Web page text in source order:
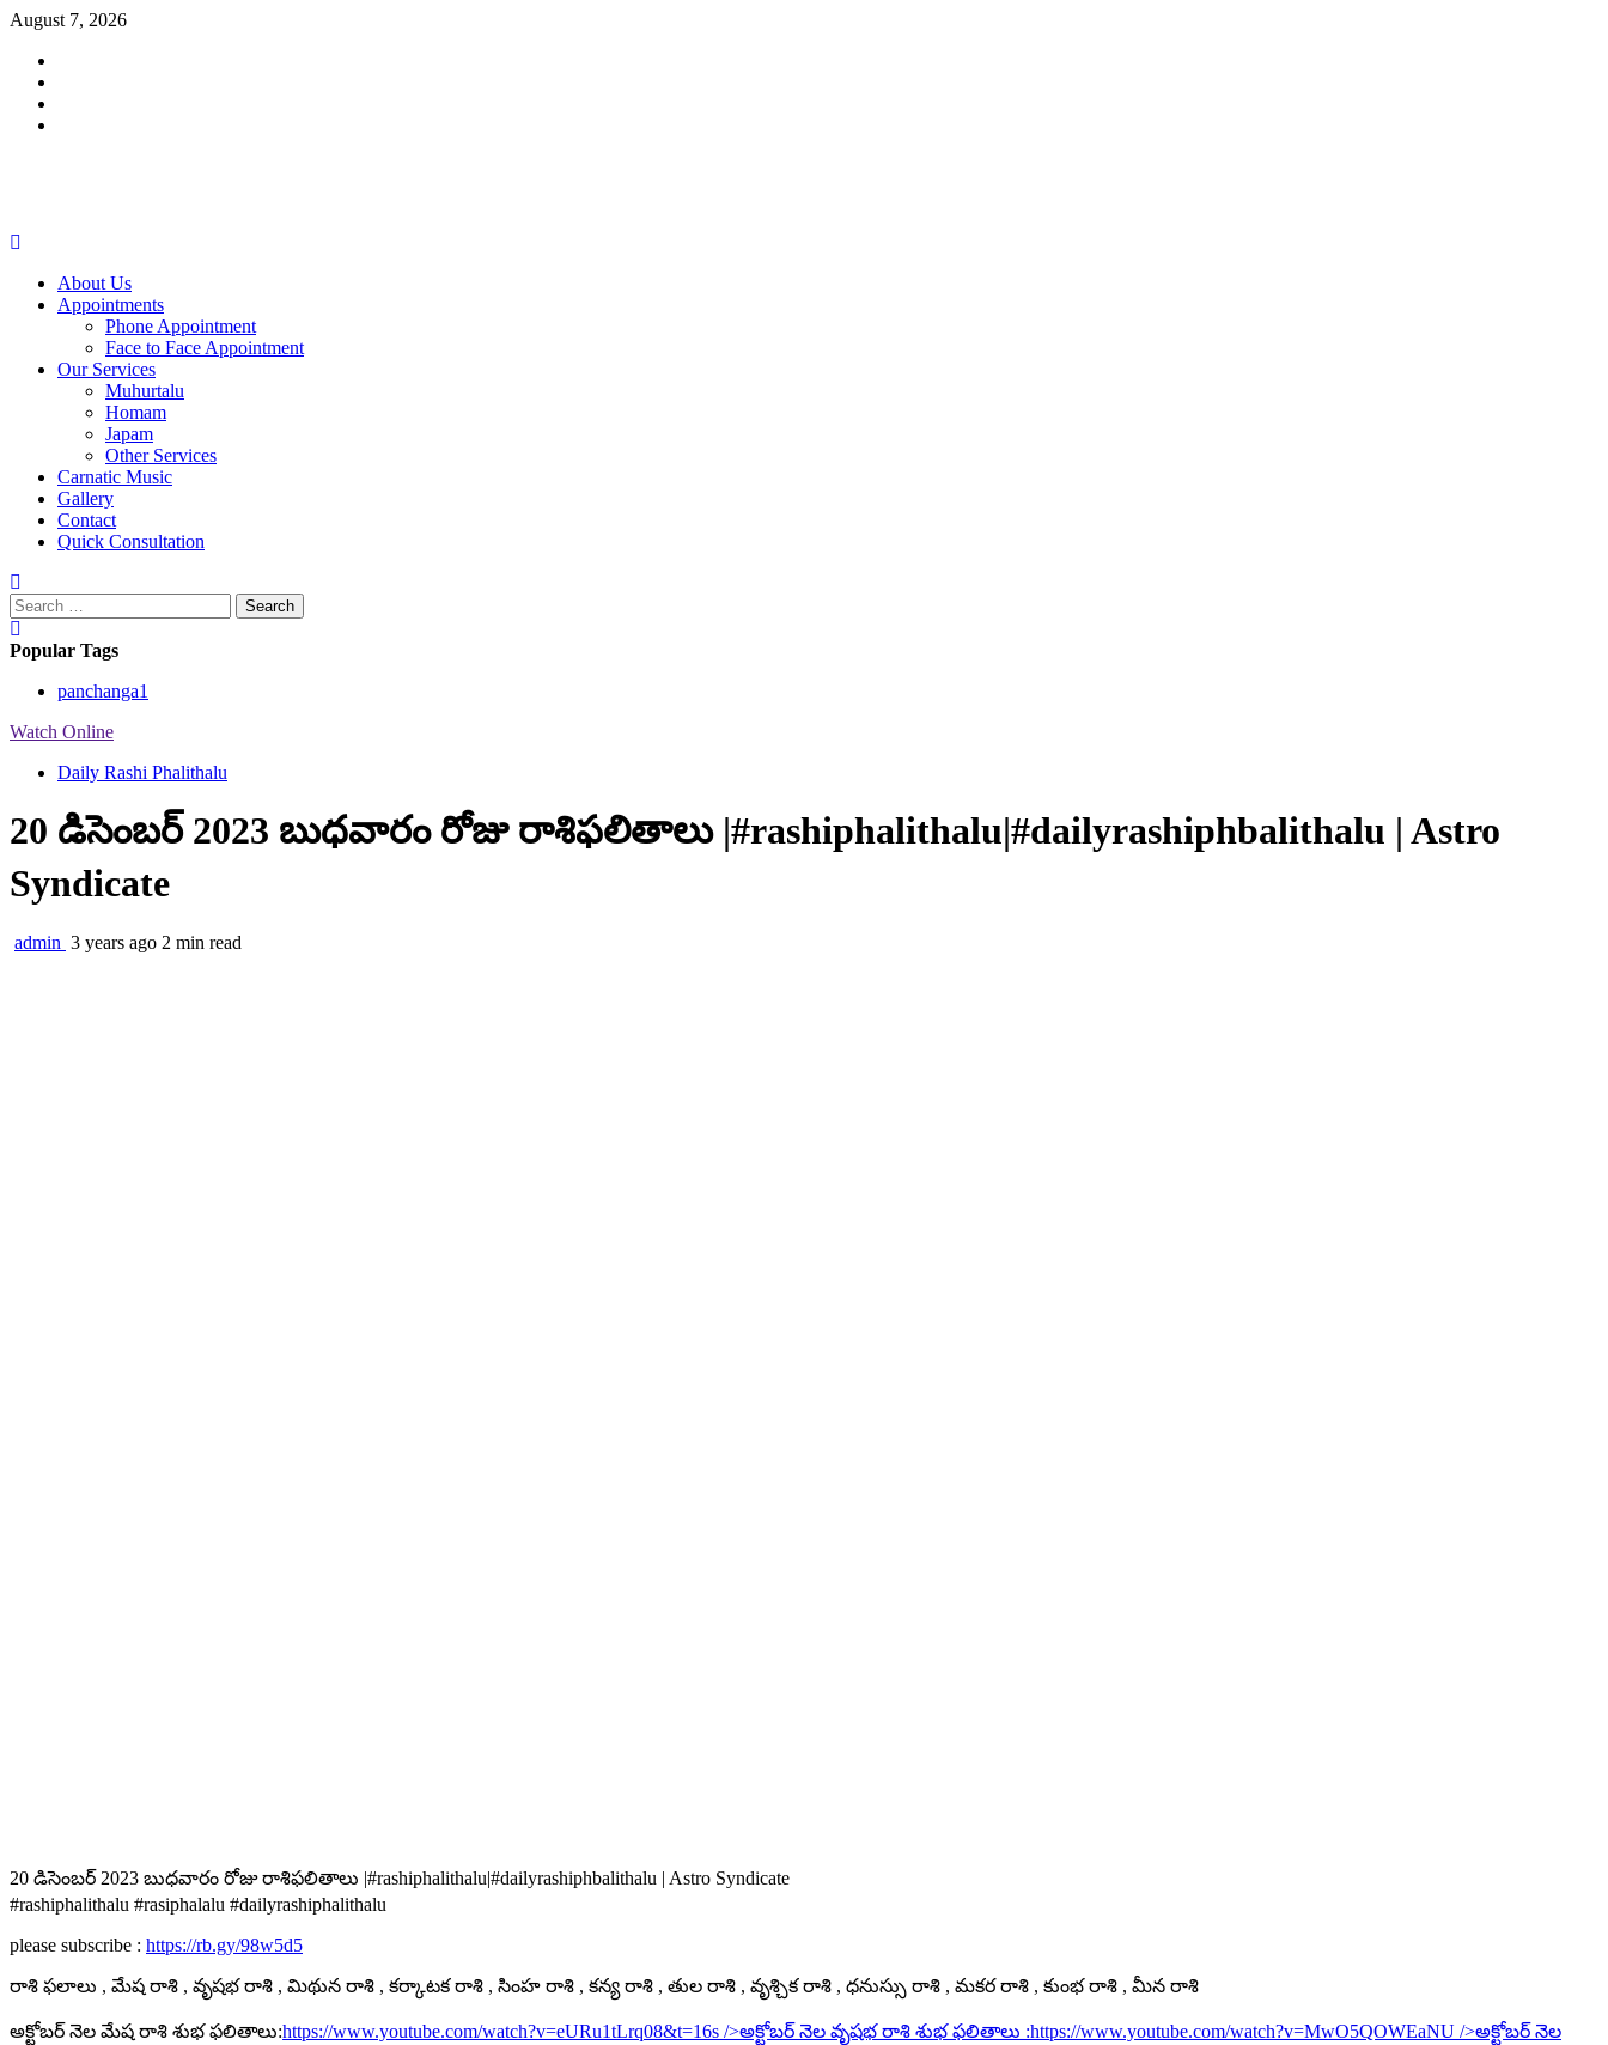
Skip
content
August 7, 2026
About Us
Appointments
Phone Appointment
Face to Face Appointment
Our Services
Muhurtalu
Homam
Japam
Other Services
Carnatic Music
Gallery
Contact
Quick Consultation
Search
for:
Popular Tags
panchanga1
Watch Online
Daily Rashi Phalithalu
20 డిసెంబర్ 2023 బుధవారం రోజు రాశిఫలితాలు |#rashiphalithalu|#dailyrashiphbalithalu | Astro
Syndicate
admin 3 years ago 2 min read
20 డిసెంబర్ 2023 బుధవారం రోజు రాశిఫలితాలు |#rashiphalithalu|#dailyrashiphbalithalu | Astro Syndicate
#rashiphalithalu #rasiphalalu #dailyrashiphalithalu
please subscribe : https://rb.gy/98w5d5
రాశి ఫలాలు , మేష రాశి , వృషభ రాశి , మిథున రాశి , కర్కాటక రాశి , సింహ రాశి , కన్య రాశి , తుల రాశి , వృశ్చిక రాశి , ధనుస్సు రాశి , మకర రాశి , కుంభ రాశి , మీన రాశి
అక్టోబర్ నెల మేష రాశి శుభ ఫలితాలు:https://www.youtube.com/watch?v=eURu1tLrq08&t=16s />అక్టోబర్ నెల వృషభ రాశి శుభ ఫలితాలు :https://www.youtube.com/watch?v=MwO5QOWEaNU />అక్టోబర్ నెల